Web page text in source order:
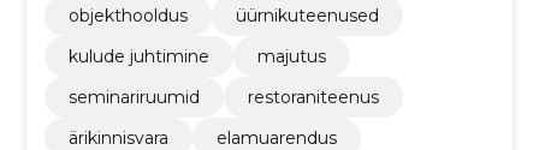
objekthooldus
üürnikuteenused
kulude juhtimine
majutus
seminariruumid
restoraniteenus
ärikinnisvara
elamuarendus